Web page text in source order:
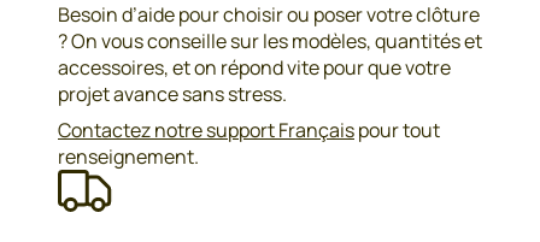
Besoin d’aide pour choisir ou poser votre clôture
? On vous conseille sur les modèles, quantités et
accessoires, et on répond vite pour que votre
projet avance sans stress.
Contactez notre support Françaispour tout
renseignement.